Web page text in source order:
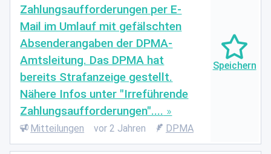
Zahlungsaufforderungen per E-
Mail im Umlauf mit gefälschten
Absenderangaben der DPMA-
Amtsleitung. Das DPMA hat
bereits Strafanzeige gestellt.
Nähere Infos unter "Irreführende
Zahlungsaufforderungen"....
Mitteilungen vor 2 Jahren DPMA